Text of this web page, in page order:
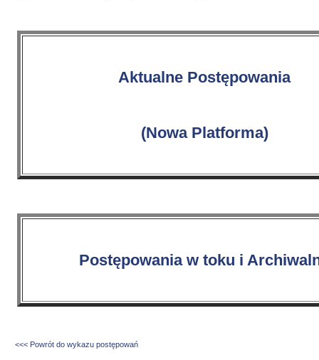
Aktualne Postępowania
(Nowa Platforma)
Postępowania w toku i
<<< Powrót do wykazu postępowań